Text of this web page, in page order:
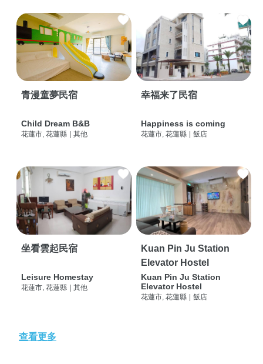
青漫童夢民宿
Child Dream B&B
花蓮市, 花蓮縣 其他
幸福来了民宿
Happiness is coming
花蓮市, 花蓮縣 飯店
坐看雲起民宿
Leisure Homestay
花蓮市, 花蓮縣 其他
Kuan Pin Ju Station
Elevator Hostel
Kuan Pin Ju Station
Elevator Hostel
花蓮市, 花蓮縣 飯店
查看更多